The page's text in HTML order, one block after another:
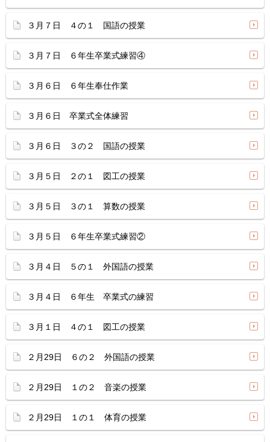
３月７日 ４の１ 国語の授業
３月７日 ６年生卒業式練習④
３月６日 ６年生奉仕作業
３月６日 卒業式全体練習
３月６日 ３の２ 国語の授業
３月５日 ２の１ 図工の授業
３月５日 ３の１ 算数の授業
３月５日 ６年生卒業式練習②
３月４日 ５の１ 外国語の授業
３月４日 ６年生 卒業式の練習
３月１日 ４の１ 図工の授業
２月29日 ６の２ 外国語の授業
２月29日 １の２ 音楽の授業
２月29日 １の１ 体育の授業